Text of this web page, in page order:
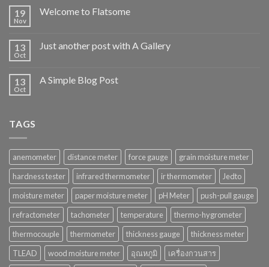
19
Nov
Welcome to Flatsome
13
Oct
Just another post with A Gallery
13
Oct
A Simple Blog Post
TAGS
anemometer distance meter force gauge
grain moisture meter
hardness tester
infrared thermometer ir thermometer
Jedto
moisture meter
paper moisture meter pH Meter
push-pull gauge
refractometer
tachometer temperature
thermo-hygrometer
thermocouple
thermometer thickness gauge
thickness meter
TLEAD
wood moisture meter อุณหภูมิ
เครื่องกวนสาร